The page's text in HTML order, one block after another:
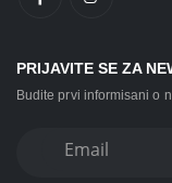
PRIJAVITE SE ZA
Budite prvi informisani o